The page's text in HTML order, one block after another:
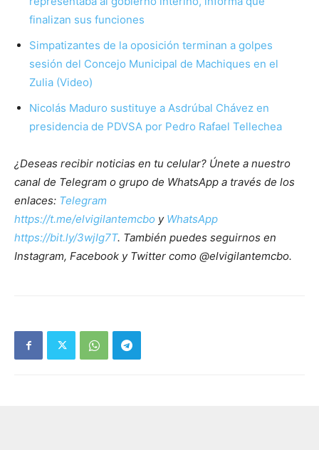
finalizan sus funciones
Simpatizantes de la oposición terminan a golpes
sesión del Concejo Municipal de Machiques en el
Zulia (Video)
Nicolás Maduro sustituye a Asdrúbal Chávez en
presidencia de PDVSA por Pedro Rafael Tellechea
¿Deseas recibir noticias en tu celular? Únete a nuestro
canal de Telegram o grupo de WhatsApp a través de los
enlaces: Telegram
https://t.me/elvigilantemcbo y WhatsApp
https://bit.ly/3wjIg7T. También puedes seguirnos en
Instagram, Facebook y Twitter como @elvigilantemcbo.